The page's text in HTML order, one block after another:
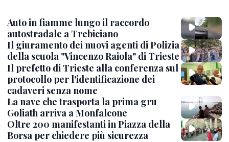
Auto in fiamme lungo il raccordo
autostradale a Trebiciano
Il giuramento dei nuovi agenti di Polizia
della scuola "Vincenzo Raiola" di Trieste
Il prefetto di Trieste alla conferenza sul
protocollo per l'identificazione dei
cadaveri senza nome
La nave che trasporta la prima gru
Goliath arriva a Monfalcone
Oltre 200 manifestanti in Piazza della
Borsa per chiedere più sicurezza